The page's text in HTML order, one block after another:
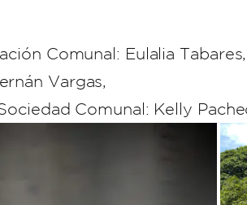
Comunal: Eulalia Tabares,
Vargas,
Comunal: Kelly